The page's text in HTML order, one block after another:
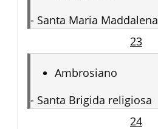
- Santa Maria Maddalena
23
Ambrosiano
- Santa Brigida religiosa
24